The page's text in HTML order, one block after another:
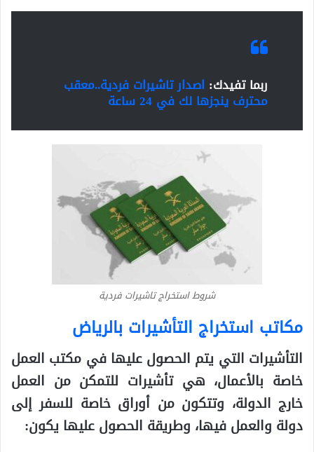
ربما تفيدك: اصدار تاشيرات فردية..معقب
محترف ينجزها لك في 24 ساعة
شروط استخراج تاشيرات فردية
مكاتب استخراج التأشيرات بالرياض
التأشيرات التي يتم الحصول عليها في مكتب العمل
خاصة بالأعمال، هي تأشيرات للتمكن من العمل
خارج الدولة، وتتكون من أوراق خاصة للسفر إلى
دولة والعمل فيها، وطريقة الحصول عليها يكون: